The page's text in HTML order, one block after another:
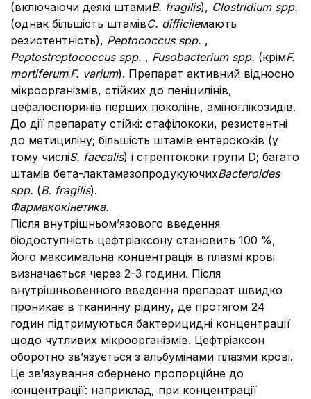
(включаючи деякі штамиB. fragilis), Clostridium spp.
(однак більшість штамівC. difficileмають
резистентність), Peptococcus spp. ,
Peptostreptococcus spp. , Fusobacterium spp. (крімF.
mortiferumіF. varium). Препарат активний відносно
мікроорганізмів, стійких до пеніцилінів,
цефалоспоринів перших поколінь, аміноглікозидів.
До дії препарату стійкі: стафілококи, резистентні
до метициліну; більшість штамів ентерококів (у
тому числіS. faecalis) і стрептококи групи D; багато
штамів бета-лактамазопродукуючихBacteroides
spp. (B. fragilis).
Фармакокінетика.
Після внутрішньом’язового введення
біодоступність цефтріаксону становить 100 %,
його максимальна концентрація в плазмі крові
визначається через 2-3 години. Після
внутрішньовенного введення препарат швидко
проникає в тканинну рідину, де протягом 24
годин підтримуються бактерицидні концентрації
щодо чутливих мікроорганізмів. Цефтріаксон
оборотно зв’язується з альбумінами плазми крові.
Це зв’язування обернено пропорційне до
концентрації: наприклад, при концентрації